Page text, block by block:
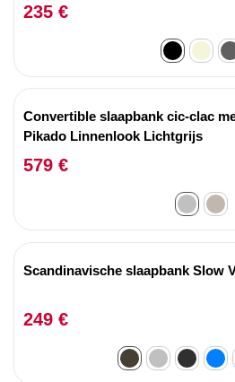
235 €
Convertible slaapbank cic-clac
Pikado Linnenlook Lichtgrijs
579 €
Scandinavische slaapbank Slow
249 €